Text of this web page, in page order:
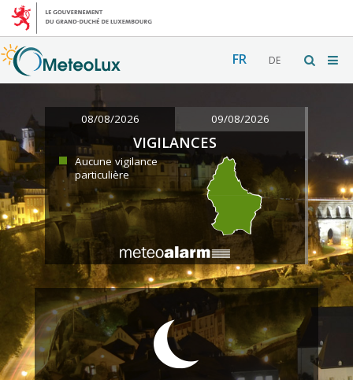
FR DE
08/08/2026 09/08/2026
VIGILANCES
Aucune vigilance
particulière